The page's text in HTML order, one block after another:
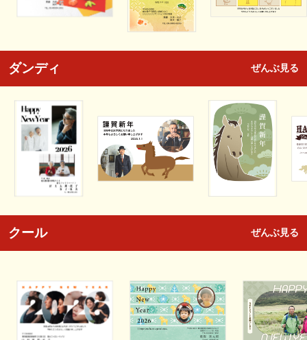
ダンディ ぜんぶ見る
クール ぜんぶ見る